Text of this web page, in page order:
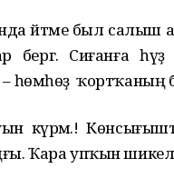
әйтәме был салыш
бергә. Сиғанға
һөмһөҙ ҡортҡаның
күрәм.!
Ҡара упҡын